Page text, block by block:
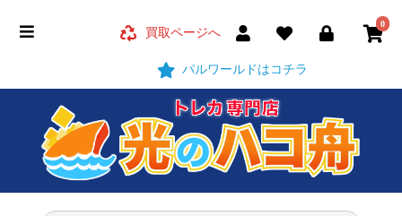
買取ページへ
パルワールドはコチラ
0